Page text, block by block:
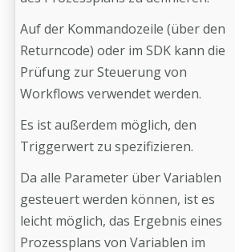
Auf der Kommandozeile (über den
Returncode) oder im SDK kann die
Prüfung zur Steuerung von
Workflows verwendet werden.
Es ist außerdem möglich, den
Triggerwert zu spezifizieren.
Da alle Parameter über Variablen
gesteuert werden können, ist es
leicht möglich, das Ergebnis eines
Prozessplans von Variablen im